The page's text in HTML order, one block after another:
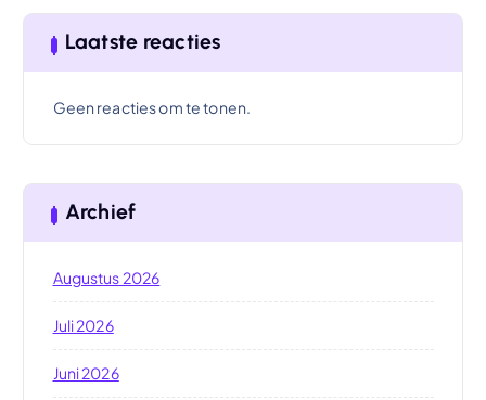
Laatste reacties
Geen reacties om te tonen.
Archief
Augustus 2026
Juli 2026
Juni 2026